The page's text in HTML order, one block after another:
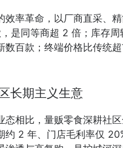
率革命，以厂商直采、
是同等商超 2 倍；库存周
百款；终端价格比传统
长期主义生意
相比，量贩零食深耕社
约 2 年、门店毛利率仅